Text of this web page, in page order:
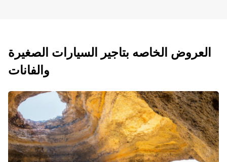
العروض الخاصه بتاجير السيارات الصغيرة
والفانات